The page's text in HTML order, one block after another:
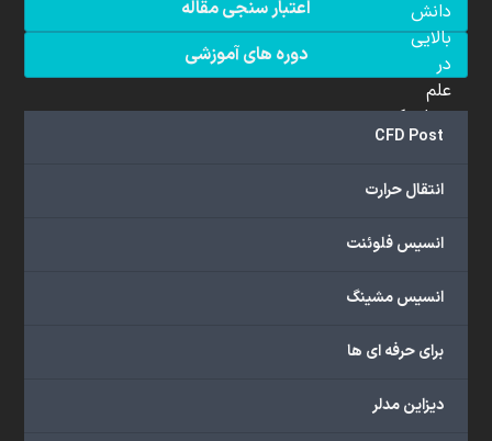
اعتبار سنجی مقاله
دوره های آموزشی
CFD Post
انتقال حرارت
انسیس فلوئنت
انسیس مشینگ
برای حرفه ای ها
دیزاین مدلر
دانش
بالایی
در
علم
دینامیک
سیالات
(CFD)
هستند.
ما
گسترده‌ای
با